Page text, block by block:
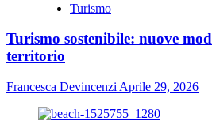
Turismo
Turismo sostenibile: nuove
territorio
Francesca Devincenzi Aprile 29, 2026